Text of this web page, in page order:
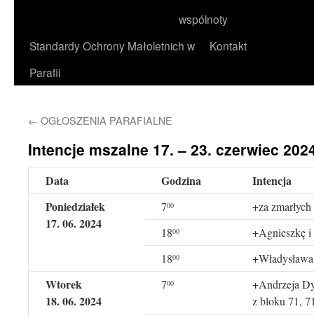
wspólnoty
Standardy Ochrony Małoletnich w
Parafii
Kontakt
← OGŁOSZENIA PARAFIALNE
Intencje mszalne 17. – 23. czerwiec
Data Godzina
Intencja
Poniedziałek
17. 06. 2024
700
+za
1800
+Agnieszkę i
1800
Wtorek
18. 06. 2024
700
+Andrzeja
z bloku 71,